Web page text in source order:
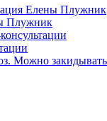
Елены Плужник
Плужник
Можно